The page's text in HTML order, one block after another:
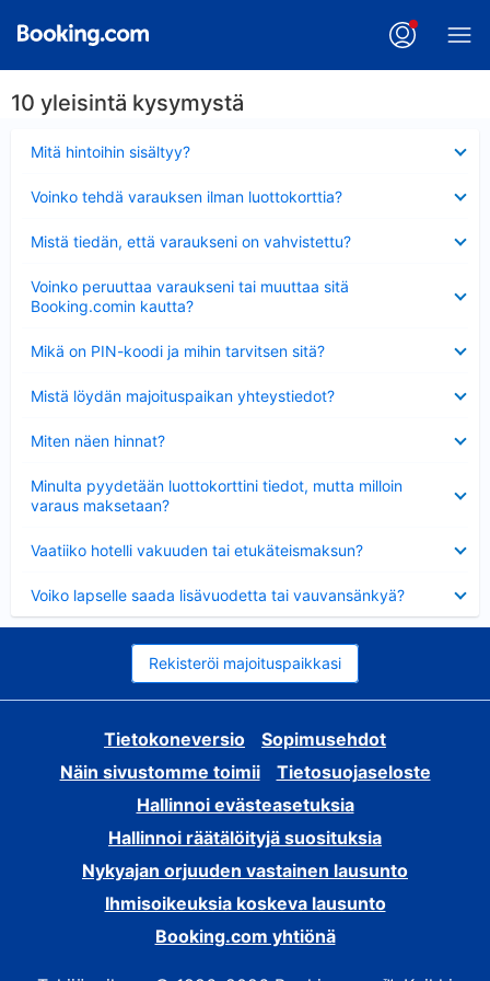
10 yleisintä kysymystä
Mitä hintoihin sisältyy?
Voinko tehdä varauksen ilman luottokorttia?
Mistä tiedän, että varaukseni on vahvistettu?
Voinko peruuttaa varaukseni tai muuttaa sitä
Booking.comin kautta?
Mikä on PIN-koodi ja mihin tarvitsen sitä?
Mistä löydän majoituspaikan yhteystiedot?
Miten näen hinnat?
Minulta pyydetään luottokorttini tiedot, mutta milloin
varaus maksetaan?
Vaatiiko hotelli vakuuden tai etukäteismaksun?
Voiko lapselle saada lisävuodetta tai vauvansänkyä?
Rekisteröi majoituspaikkasi
Tietokoneversio
Sopimusehdot
Näin sivustomme toimii
Tietosuojaseloste
Hallinnoi evästeasetuksia
Hallinnoi räätälöityjä suosituksia
Nykyajan orjuuden vastainen lausunto
Ihmisoikeuksia koskeva lausunto
Booking.com yhtiönä